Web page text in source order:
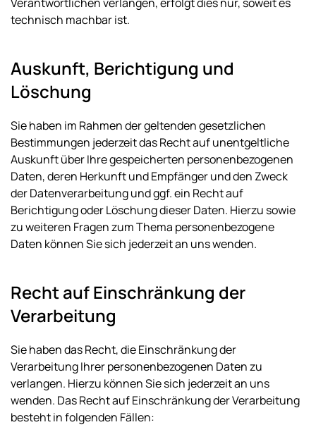
technisch machbar ist.
Auskunft, Berichtigung und
Löschung
Sie haben im Rahmen der geltenden gesetzlichen
Bestimmungen jederzeit das Recht auf unentgeltliche
Auskunft über Ihre gespeicherten personenbezogenen
Daten, deren Herkunft und Empfänger und den Zweck
der Datenverarbeitung und ggf. ein Recht auf
Berichtigung oder Löschung dieser Daten. Hierzu sowie
zu weiteren Fragen zum Thema personenbezogene
Daten können Sie sich jederzeit an uns wenden.
Recht auf Einschränkung der
Verarbeitung
Sie haben das Recht, die Einschränkung der
Verarbeitung Ihrer personenbezogenen Daten zu
verlangen. Hierzu können Sie sich jederzeit an uns
wenden. Das Recht auf Einschränkung der Verarbeitung
besteht in folgenden Fällen: